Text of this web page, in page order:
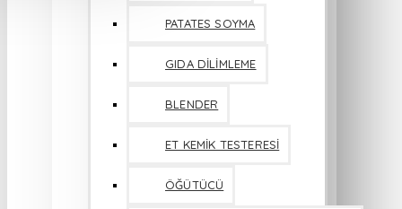
PATATES SOYMA
GIDA DİLİMLEME
BLENDER
ET KEMİK TESTERESİ
ÖĞÜTÜCÜ